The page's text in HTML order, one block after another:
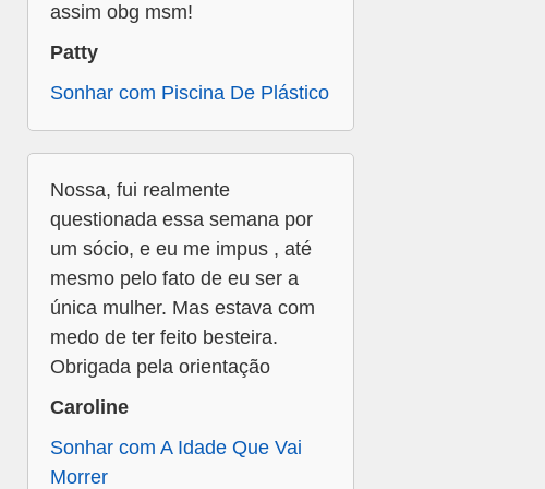
assim obg msm!
Patty
Sonhar com Piscina De Plástico
Nossa, fui realmente
questionada essa semana por
um sócio, e eu me impus , até
mesmo pelo fato de eu ser a
única mulher. Mas estava com
medo de ter feito besteira.
Obrigada pela orientação
Caroline
Sonhar com A Idade Que Vai
Morrer